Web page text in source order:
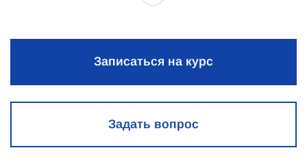
Записаться на курс
Задать вопрос